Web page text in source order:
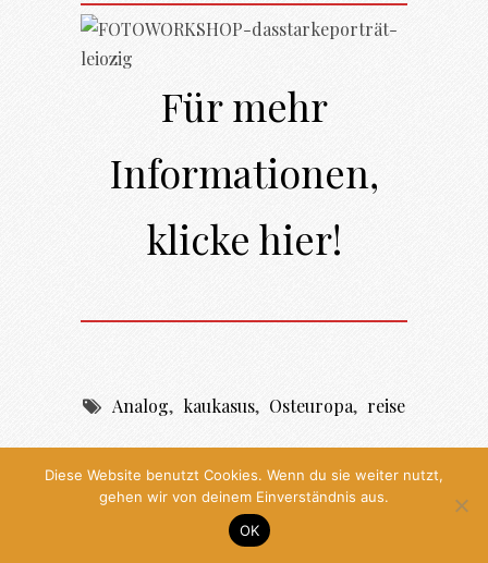
Für mehr
Informationen,
klicke hier!
Analog, kaukasus, Osteuropa, reise
Comments
Diese Website benutzt Cookies. Wenn du sie weiter nutzt,
gehen wir von deinem Einverständnis aus.
OK